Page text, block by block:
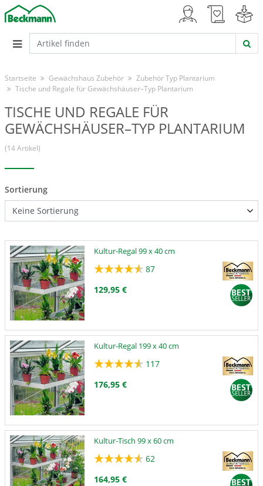
Startseite Gewächshaus Zubehör
Zubehör Typ Plantarium
Tische und Regale für Gewächshäuser–Typ Plantarium
TISCHE UND REGALE FÜR
GEWÄCHSHÄUSER–TYP PLANTARIUM
(14 Artikel)
Sortierung
Kultur-Regal 99 x 40 cm
87
129,95 €
Kultur-Regal 199 x 40 cm
117
176,95 €
Kultur-Tisch 99 x 60 cm
62
164,95 €